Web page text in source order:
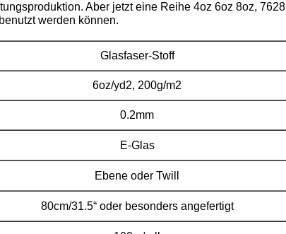
Aber jetzt eine Reihe 4oz 6oz 8oz,
werden können.
Glasfaser-Stoff
6oz/yd2, 200g/m2
0.2mm
E-Glas
Ebene oder Twill
80cm/31.5“ oder besonders angefertigt